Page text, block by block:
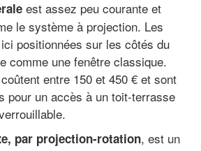
est assez peu courante et
le système à projection. Les
positionnées sur les côtés du
comme une fenêtre classique.
entre 150 et 450 € et sont
pour un accès à un toit-terrasse
par projection-rotation, est un